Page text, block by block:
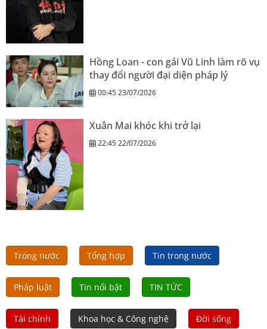
Hồng Loan - con gái Vũ Linh làm rõ vụ
thay đổi người đại diện pháp lý
00:45 23/07/2026
Xuân Mai khóc khi trở lại
22:45 22/07/2026
Trong nước Tổng hợp Tin trong nước
Pháp luật Tin nổi bật TIN TỨC
Tài chính Khoa học & Công nghệ Đời sống